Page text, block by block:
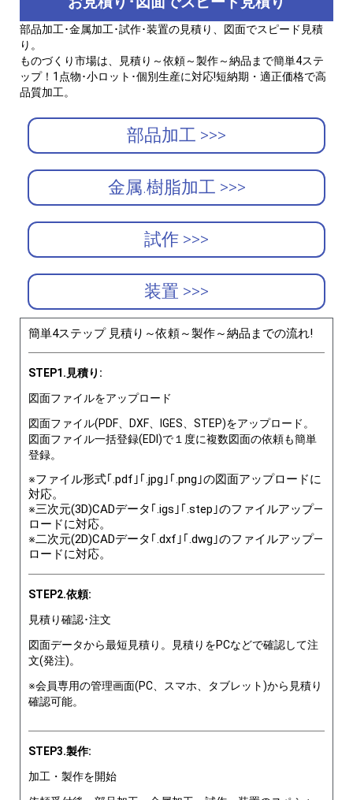
部品加工･金属加工･試作･装置の見積り、図面でスピード見積
り。
ものづくり市場は、見積り～依頼～製作～納品まで簡単4ステ
ップ！1点物･小ロット･個別生産に対応!短納期・適正価格で高
品質加工。
部品加工 >>>
金属.樹脂加工 >>>
試作 >>>
装置 >>>
簡単4ステップ 見積り～依頼～製作～納品までの流れ!
STEP1.見積り:
図面ファイルをアップロード
図面ファイル(PDF、DXF、IGES、STEP)をアップロード。
図面ファイル一括登録(EDI)で１度に複数図面の依頼も簡単
登録。
※ファイル形式｢.pdf｣｢.jpg｣｢.png｣の図面アップロードに
対応。
※三次元(3D)CADデータ｢.igs｣｢.step｣のファイルアップ―
ロードに対応。
※二次元(2D)CADデータ｢.dxf｣｢.dwg｣のファイルアップ―
ロードに対応。
STEP2.依頼:
見積り確認･注文
図面データから最短見積り。見積りをPCなどで確認して注
文(発注)。
※会員専用の管理画面(PC、スマホ、タブレット)から見積り
確認可能。
STEP3.製作:
加工・製作を開始